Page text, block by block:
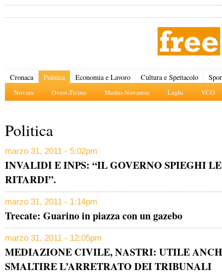
Cronaca Politica
Novara Ovest-Ticino Medio-Novarese Laghi VCO
Economia e Lavoro Cultura e Spettacolo
Politica
marzo 31, 2011 - 5:02pm
INVALIDI E INPS: “IL GOVERNO SPIEGHI
RITARDI”.
marzo 31, 2011 - 1:14pm
Trecate: Guarino in piazza con un gazebo
marzo 31, 2011 - 12:05pm
MEDIAZIONE CIVILE, NASTRI: UTILE
SMALTIRE L’ARRETRATO DEI TRIBUNALI